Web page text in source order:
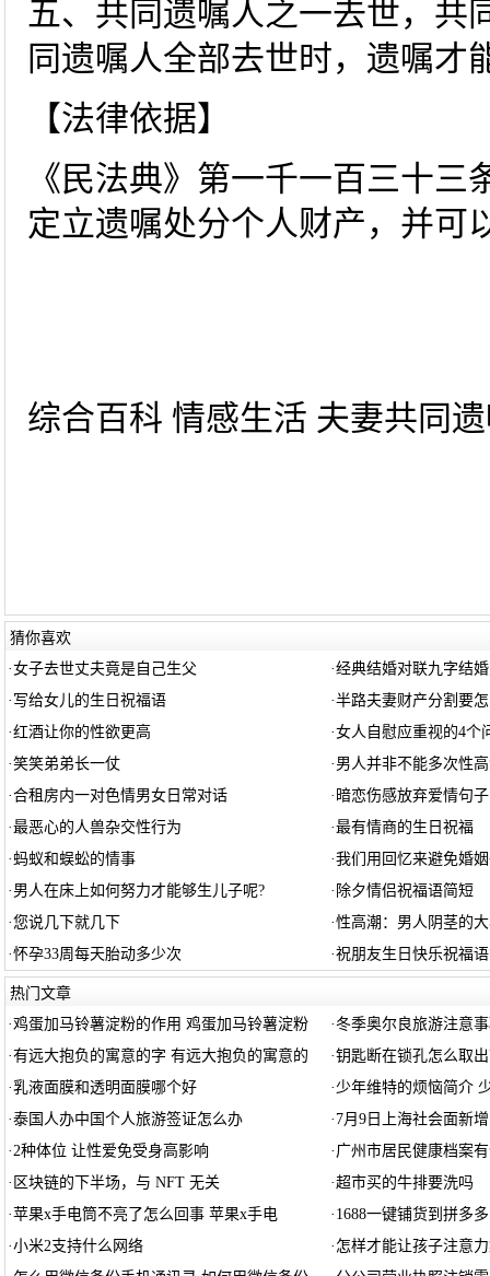
五、共同遗嘱人之一去世，共
同遗嘱人全部去世时，遗嘱才
【法律依据】
《民法典》第一千一百三十
定立遗嘱处分个人财产，并可
综合百科 情感生活 夫妻共同
猜你喜欢
·女子去世丈夫竟是自己生父 ·经典结婚对联九字结
· 写给女儿的生日祝福语 ·半路夫妻财产分割要
·红酒让你的性欲更高 ·女人自慰应重视的4个
·笑笑弟弟长一仗 · 男人并非不能多次性
·合租房内一对色情男女日常对话 · 暗恋伤感放弃爱情句子
·最恶心的人兽杂交性行为 ·最有情商的生日祝福
· 蚂蚁和蜈蚣的情事 ·我们用回忆来避免婚
· 男人在床上如何努力才能够生儿子呢? · 除夕情侣祝福语简短
·您说几下就几下 ·性高潮：男人阴茎的
·怀孕33周每天胎动多少次 ·祝朋友生日快乐祝福
热门文章
·鸡蛋加马铃薯淀粉的作用 鸡蛋加马铃薯淀粉 ·冬季奥尔良旅游注意
·有远大抱负的寓意的字 有远大抱负的寓意的 ·钥匙断在锁孔怎么取
·乳液面膜和透明面膜哪个好 · 少年维特的烦恼简介
·泰国人办中国个人旅游签证怎么办 · 7月9日上海社会面新
·2种体位 让性爱免受身高影响 · 广州市居民健康档案
· 区块链的下半场，与 NFT 无关 ·超市买的牛排要洗吗
·苹果x手电筒不亮了怎么回事 苹果x手电 · 1688一键铺货到拼多
·小米2支持什么网络 · 怎样才能让孩子注意